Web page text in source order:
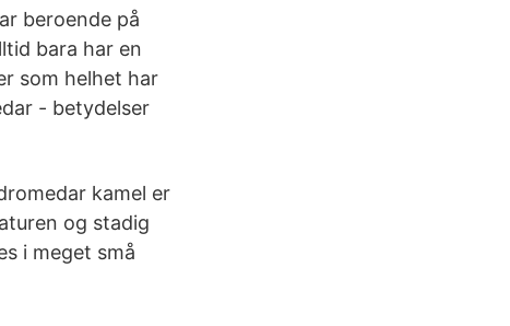
beroende på
bara har en
som helhet har
- betydelser
kamel er
og stadig
i meget små